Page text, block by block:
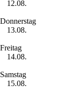
12.08.
Donnerstag
13.08.
Freitag
14.08.
Samstag
15.08.